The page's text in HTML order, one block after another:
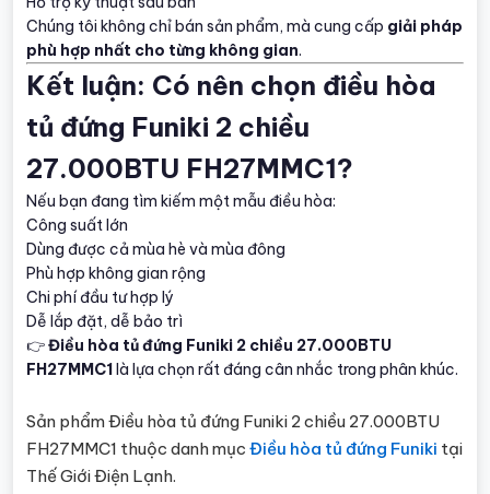
Chúng tôi không chỉ bán sản phẩm, mà cung cấp giải pháp
phù hợp nhất cho từng không gian.
Kết luận: Có nên chọn điều hòa
tủ đứng Funiki 2 chiều
27.000BTU FH27MMC1?
Nếu bạn đang tìm kiếm một mẫu điều hòa:
Công suất lớn
Dùng được cả mùa hè và mùa đông
Phù hợp không gian rộng
Chi phí đầu tư hợp lý
Dễ lắp đặt, dễ bảo trì
👉Điều hòa tủ đứng Funiki 2 chiều 27.000BTU
FH27MMC1là lựa chọn rất đáng cân nhắc trong phân khúc.
Sản phẩm Điều hòa tủ đứng Funiki 2 chiều 27.000BTU
FH27MMC1 thuộc danh mục Điều hòa tủ đứng Funiki tại
Thế Giới Điện Lạnh.